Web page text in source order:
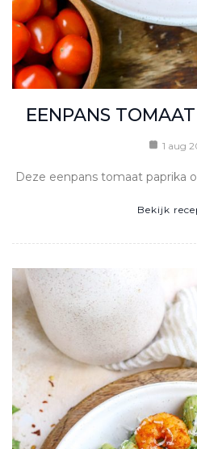
EENPANS
1 aug
Deze eenpans tomaat paprika
Bekijk